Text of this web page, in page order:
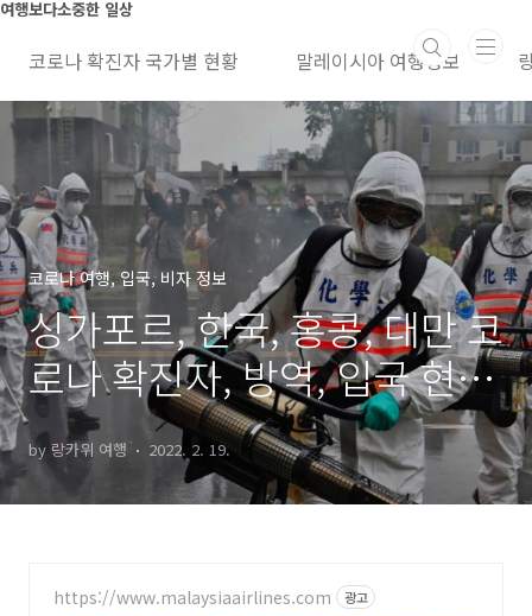
본문 바로가기
여행보다소중한 일상
코로나 확진자 국가별 현황 말레이시아 여행정보
코로나 여행, 입국, 비자 정보
싱가포르, 한국, 홍콩, 대만 코
로나 확진자, 방역, 입국 현황
비교
by 랑카위 여행 2022. 2. 19.
https://www.malaysiaairlines.com 광고